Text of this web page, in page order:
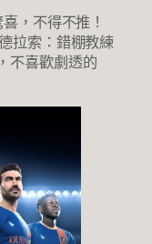
，不得不推！
拉索：錯棚教練
不喜歡劇透的